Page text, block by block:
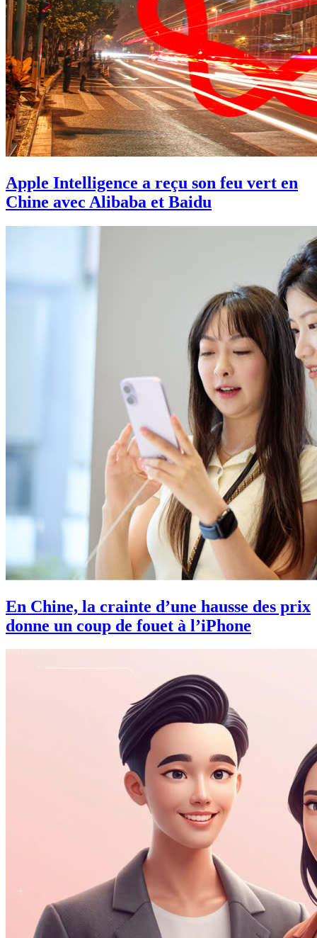
Apple Intelligence a reçu son feu vert en
Chine avec Alibaba et Baidu
En Chine, la crainte d’une hausse des prix
donne un coup de fouet à l’iPhone